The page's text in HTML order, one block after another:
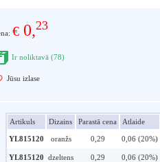
€ 0,23
Ir noliktavā (78)
Jūsu izlase
Artikuls Dizains Parastā cena Atlaide
YL815120 oranžs 0,29 0,06 (20%)
YL815120 dzeltens 0,29 0,06 (20%)